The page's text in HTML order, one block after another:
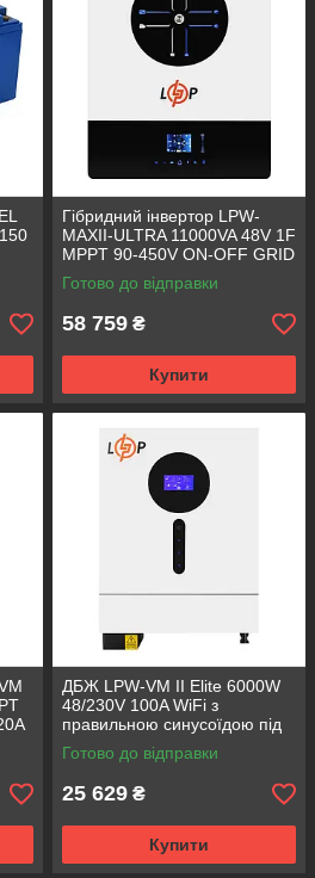
Гібридний інвертор LPW-
MAXII-ULTRA 11000VA 48V 1F
MPPT 90-450V ON-OFF GRID
150А WiFi LogicPower 30593
Готово до відправки
58 759 ₴
Купити
ДБЖ LPW-VM II Elite 6000W
48/230V 100A WiFi з
правильною синусоїдою під
зовнішній АКБ GEL/AGM
LogicPower 30594 (120A
Готово до відправки
25 629 ₴
Купити